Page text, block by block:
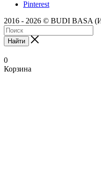
Pinterest
2016 - 2026 © BUDI BASA
Найти
0
Корзина